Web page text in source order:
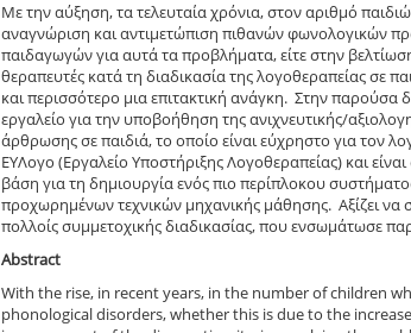
Με την αύξηση, τα τελευταία χρόνια, στον αριθμό
αναγνώριση και αντιμετώπιση πιθανών φωνολογικών
παιδαγωγών για αυτά τα προβλήματα, είτε στην
θεραπευτές κατά τη διαδικασία της λογοθεραπείας σε
και περισσότερο μια επιτακτική ανάγκη. Στην
εργαλείο για την υποβοήθηση της ανιχνευτικής/
άρθρωσης σε παιδιά, το οποίο είναι εύχρηστο για τον
ΕΥΛογο (Εργαλείο Υποστήριξης Λογοθεραπείας) και
βάση για τη δημιουργία ενός πιο περίπλοκου
προχωρημένων τεχνικών μηχανικής μάθησης. Αξίζει να
πολλοίς συμμετοχικής διαδικασίας, που ενσωμάτωσε
Abstract
With the rise, in recent years, in the number of children
phonological disorders, whether this is due to the